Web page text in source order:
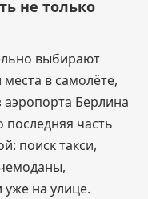
не только
выбирают
в самолёте,
аэропорта Берлина
последняя часть
поиск такси,
уже на улице.